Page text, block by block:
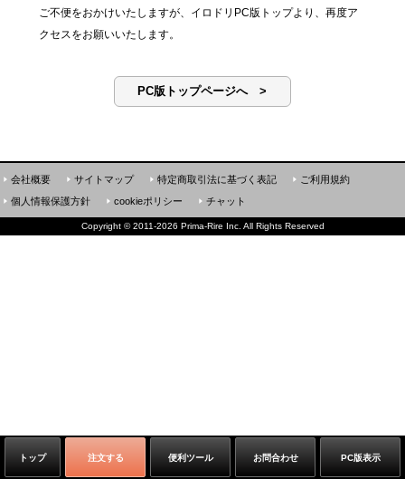
ご不便をおかけいたしますが、イロドリPC版トップより、再度ア
クセスをお願いいたします。
PC版トップページへ >
トップ 注文する 便利ツール お問合わせ PC版表示
会社概要 サイトマップ 特定商取引法に基づく表記
ご利用規約
個人情報保護方針
cookieポリシー チャット
Copyright ©2011-2026 Prima-Rire Inc. All Rights Reserved